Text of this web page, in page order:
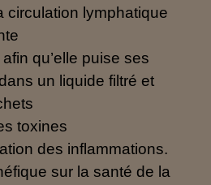
circulation lymphatique
qu’elle puise ses
un liquide filtré et
toxines
des inflammations.
sur la santé de la